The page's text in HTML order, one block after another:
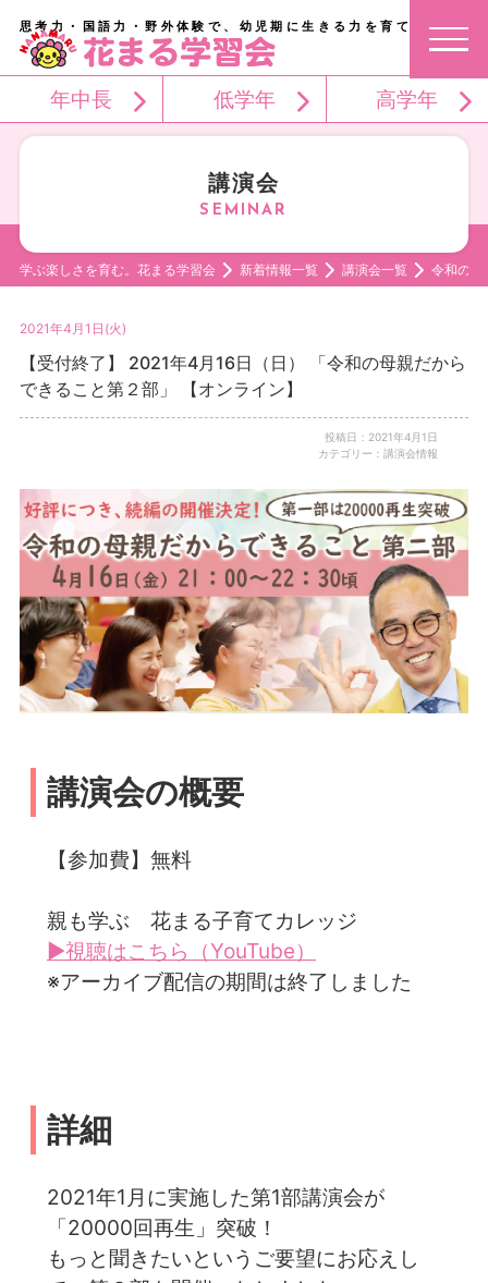
思考力・国語力・野外体験で、幼児期に生きる力を育てる。
年中長 低学年 高学年
講演会
学ぶ楽しさを育む。花まる学習会 新着情報一覧 講演会一覧 令和の母
2021年4月1日(火)
【受付終了】 2021年4月16日（日） 「令和の母親だから
できること第２部」 【オンライン】
投稿日：2021年4月1日
カテゴリー：講演会情報
講演会の概要
【参加費】無料
親も学ぶ 花まる子育てカレッジ
▶視聴はこちら（YouTube）
※アーカイブ配信の期間は終了しました
詳細
2021年1月に実施した第1部講演会が
「20000回再生」突破！
もっと聞きたいというご要望にお応えし